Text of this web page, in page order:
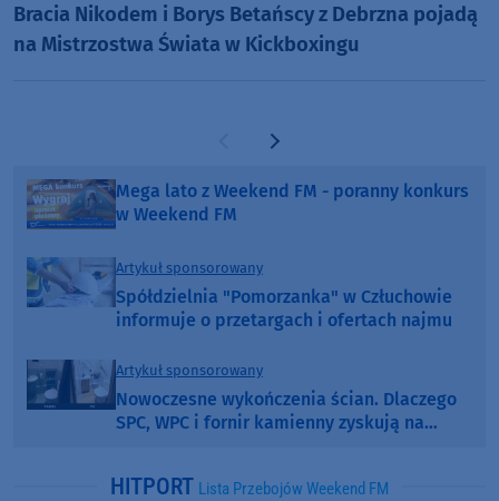
Bracia Nikodem i Borys Betańscy z Debrzna pojadą
na Mistrzostwa Świata w Kickboxingu
Poprzednia strona
Następna strona
Mega lato z Weekend FM - poranny konkurs
w Weekend FM
Artykuł sponsorowany
Spółdzielnia "Pomorzanka" w Człuchowie
informuje o przetargach i ofertach najmu
Artykuł sponsorowany
Nowoczesne wykończenia ścian. Dlaczego
SPC, WPC i fornir kamienny zyskują na
HITPORT Lista Przebojów Weekend FM